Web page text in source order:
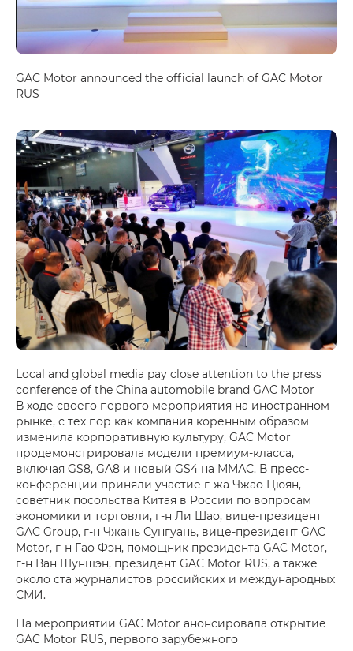
GAC Motor announced the official launch of GAC Motor
RUS
Local and global media pay close attention to the press
conference of the China automobile brand GAC Motor
В ходе своего первого мероприятия на иностранном
рынке, с тех пор как компания коренным образом
изменила корпоративную культуру, GAC Motor
продемонстрировала модели премиум-класса,
включая GS8, GA8 и новый GS4 на ММАС. В пресс-
конференции приняли участие г-жа Чжао Цюян,
советник посольства Китая в России по вопросам
экономики и торговли, г-н Ли Шао, вице-президент
GAC Group, г-н Чжань Сунгуань, вице-президент GAC
Motor, г-н Гао Фэн, помощник президента GAC Motor,
г-н Ван Шуншэн, президент GAC Motor RUS, а также
около ста журналистов российских и международных
СМИ.
На мероприятии GAC Motor анонсировала открытие
GAC Motor RUS, первого зарубежного